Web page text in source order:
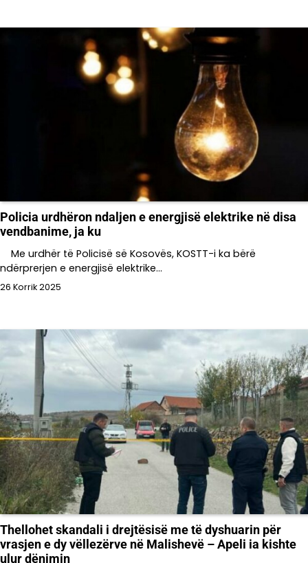
Policia urdhëron ndaljen e energjisë elektrike në disa
vendbanime, ja ku
Me urdhër të Policisë së Kosovës, KOSTT-i ka bërë
ndërprerjen e energjisë elektrike…
26 Korrik 2025
Thellohet skandali i drejtësisë me të dyshuarin për
vrasjen e dy vëllezërve në Malishevë – Apeli ia kishte
ulur dënimin